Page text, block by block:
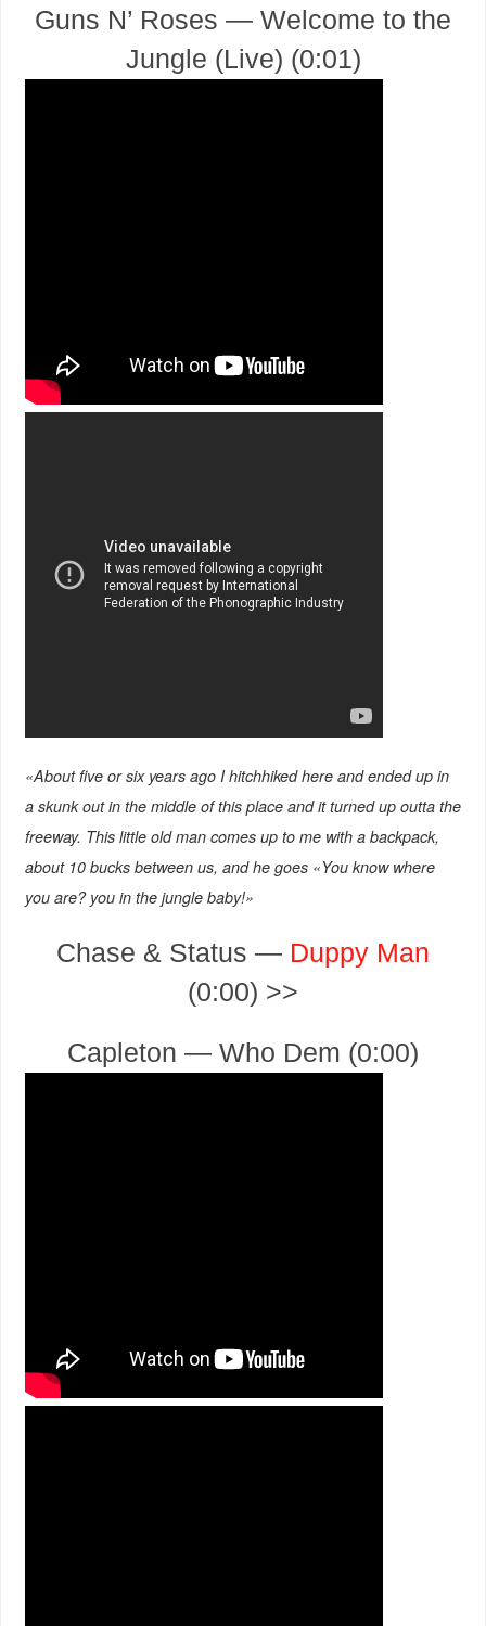
Guns N’ Roses — Welcome to the
Jungle (Live) (0:01)
«About five or six years ago I hitchhiked here and ended up in
a skunk out in the middle of this place and it turned up outta the
freeway. This little old man comes up to me with a backpack,
about 10 bucks between us, and he goes «You know where
you are? you in the jungle baby!»
Chase & Status — Duppy Man
(0:00) >>
Capleton — Who Dem (0:00)